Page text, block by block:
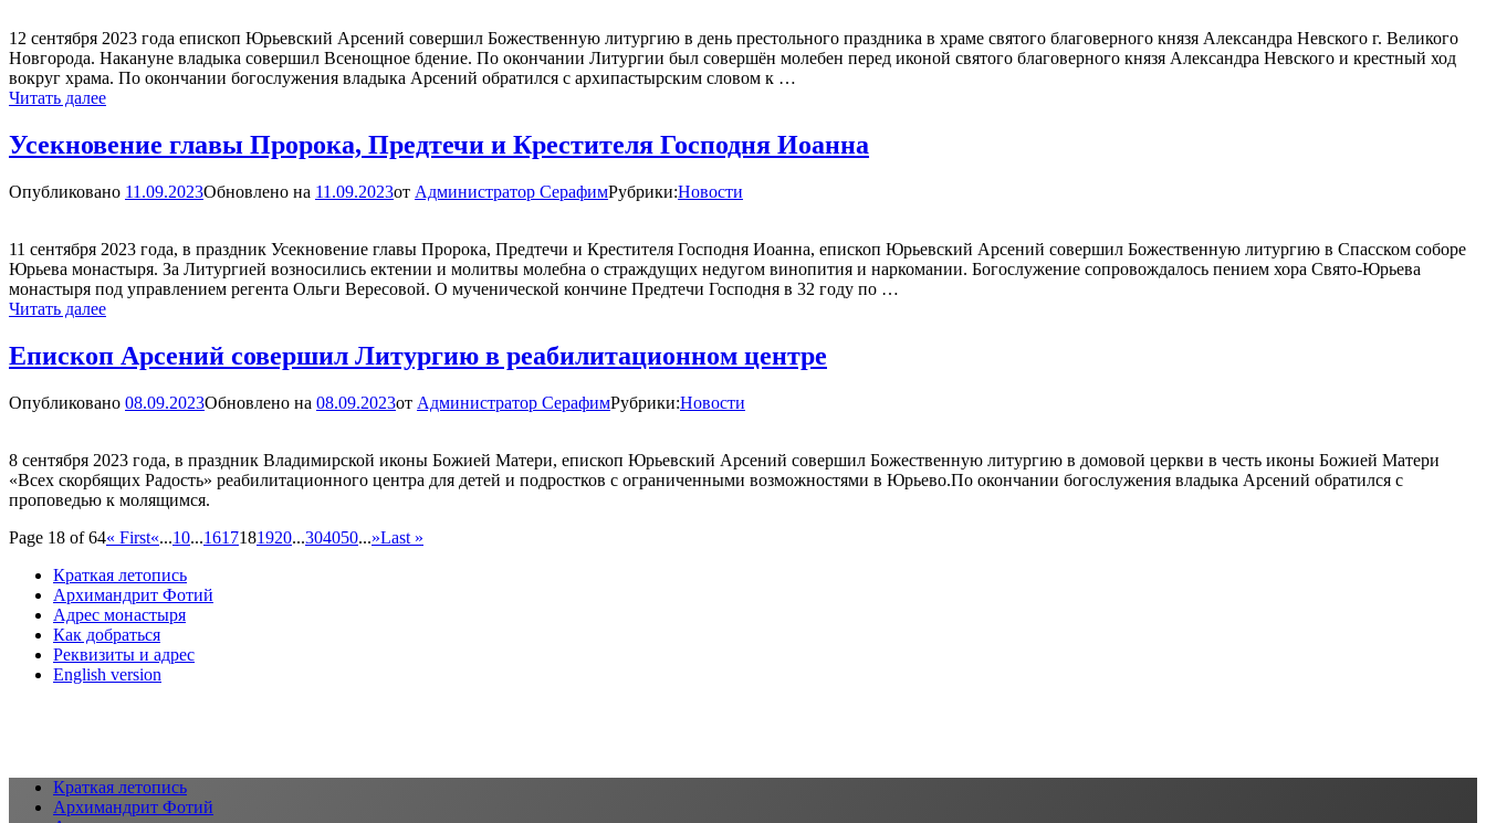
чтением
акафиста
Честному
и
Кресту
Господню
12 сентября 2023 года епископ Юрьевский Арсений совершил Божественную литургию в день престольного праздника в храме святого благоверного князя Александра Невского г. Великого
Новгорода. Накануне владыка совершил Всенощное бдение. По окончании Литургии был совершён молебен перед иконой святого благоверного князя Александра Невского и крестный ход
вокруг храма. По окончании богослужения владыка Арсений обратился с архипастырским словом к …
Читать далееЕпископ
Литургию
храме
Усекновение главы Пророка, Предтечи и Крестителя Господня Иоанна
Опубликовано 11.09.2023Обновлено на 11.09.2023от Администратор СерафимРубрики:Новости
11 сентября 2023 года, в праздник Усекновение главы Пророка, Предтечи и Крестителя Господня Иоанна, епископ Юрьевский Арсений совершил Божественную литургию в Спасском соборе
Юрьева монастыря. За Литургией возносились ектении и молитвы молебна о страждущих недугом винопития и наркомании. Богослужение сопровождалось пением хора Свято-Юрьева
монастыря под управлением регента Ольги Вересовой. О мученической кончине Предтечи Господня в 32 году по …
Читать далееУсекновение
Пророка,
Предтечи
Крестителя
Епископ Арсений совершил Литургию в реабилитационном центре
Опубликовано 08.09.2023Обновлено на 08.09.2023от Администратор СерафимРубрики:Новости
8 сентября 2023 года, в праздник Владимирской иконы Божией Матери, епископ Юрьевский Арсений совершил Божественную литургию в домовой церкви в честь иконы Божией Матери
«Всех скорбящих Радость» реабилитационного центра для детей и подростков с ограниченными возможностями в Юрьево.По окончании богослужения владыка Арсений обратился с
проповедью к молящимся.
Page 18 of 64« First«...10...1617181920...304050...»Last »
Краткая летопись
Архимандрит Фотий
Адрес монастыря
Как добраться
Реквизиты и адрес
English version
Краткая летопись
Архимандрит Фотий